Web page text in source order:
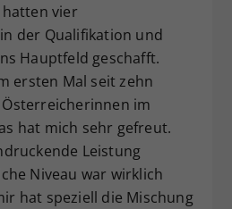
vier
der Qualifikation und
Hauptfeld geschafft.
ersten Mal seit zehn
im
hat mich sehr gefreut.
Leistung
Niveau war wirklich
hat speziell die Mischung